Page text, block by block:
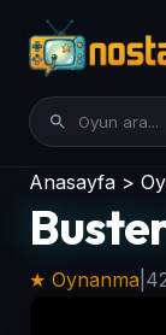
Anasayfa >
★ Oynanma